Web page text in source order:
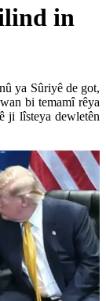
in
ya Sûriyê de got,
bi temamî rêya
ji lîsteya dewletên